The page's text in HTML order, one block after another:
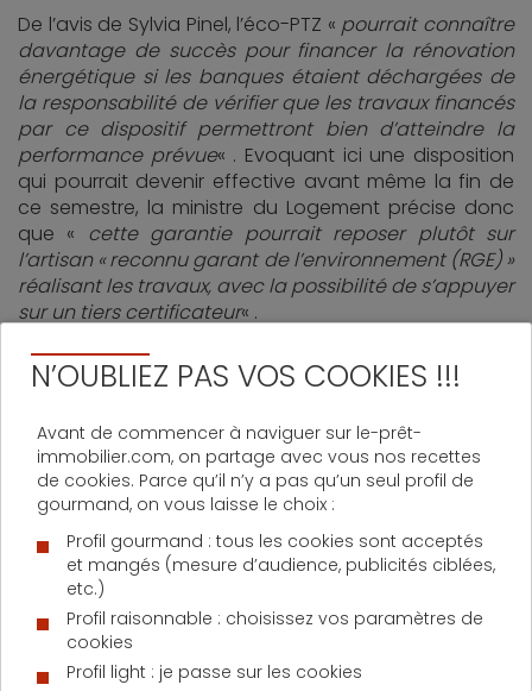
De l’avis de Sylvia Pinel, l’éco-PTZ « pourrait connaître
davantage de succès pour financer la rénovation
énergétique si les banques étaient déchargées de
la responsabilité de vérifier que les travaux financés
par ce dispositif permettront bien d’atteindre la
performance prévue« . Evoquant ici une disposition
qui pourrait devenir effective avant même la fin de
ce semestre, la ministre du Logement précise donc
que « cette garantie pourrait reposer plutôt sur
l’artisan « reconnu garant de l’environnement (RGE) »
réalisant les travaux, avec la possibilité de s’appuyer
sur un tiers certificateur« .
Le cas du PTZ Plus
Concernant l’accession à la propriété, Sylvia Pinel est
également revenue sur le cas du PTZ Plus. Lancé en
janvier 2011,le prêt à taux zéro Plus
logiquement tirer sa révérence à la fin de cette
année. La ministre annonce qu’un réaménagement
de ce crédit immobilier est à l’étude (prolongation ?
refonte du dispositif ?) sans toutefois donner de plus
amples détails.
N’OUBLIEZ PAS VOS COOKIES !!!
Avant de commencer à naviguer sur le-prêt-
immobilier.com, on partage avec vous nos recettes
de cookies. Parce qu’il n’y a pas qu’un seul profil de
gourmand, on vous laisse le choix :
Profil gourmand : tous les cookies sont acceptés
et mangés (mesure d’audience, publicités ciblées,
etc.)
Profil raisonnable : choisissez vos paramètres de
cookies
Profil light : je passe sur les cookies